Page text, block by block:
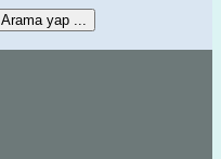
Arama yap ...